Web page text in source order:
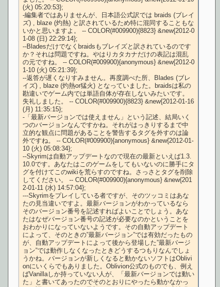
(火) 05:20:53};
-編集者ではありませんが、日本語公式訳では braids (ブレイ
ズ) , blaze (灼熱) と訳されているため特に混同することもな
いかと思いますよ。 -- COLOR(#009900){8823} &new{2012-0
1-08 (日) 22:29:14};
--Bladesだけでなくbraidsもブレイズと訳されているのです
か？それは問題ですね。やはりカタカナだけの表記は混乱
の元ですね。 -- COLOR(#009900){anonymous} &new{2012-0
1-10 (火) 05:21:39};
--返答が遅くなりすみません。再度調べた所、Blades (ブレ
イズ) , blaze (灼熱or猛火) となっていました。braidsは私の
勘違いでゲーム内では単語自体が存在しないみたいです。
失礼しました。 -- COLOR(#009900){8823} &new{2012-01-16
(月) 11:35:15};
-「最新バージョンでは使えません」という記述、結局いく
つのバージョンなんですかね。それがはっきりするまで中
立的な観点に問題があることを警告するタグを外すのは論
外ですね。 -- COLOR(#009900){anonymous} &new{2012-01-
10 (火) 05:08:34};
--Skyrimは自動アップデートなので現在の最新といえば1.3.
10.0です。あなたはこのゲームをしてもいないのに勝手にタ
グを付けてこのwikiを荒らすのですね。さっさとタグを削除
してください。 -- COLOR(#009900){anonymous} &new{201
2-01-11 (水) 14:57:04};
---Skyrimをプレイしている者ですが、そのツッコミはあな
たの見当違いですよ。最新バージョンがわかっているなら
そのバージョン番号を記述すればよいことでしょう。あな
たはなぜバージョン番号の記述が必要なのかということを
おわかりになっていないようです。その自動アップデート
によって、そのときの”最新バージョン”では有効だったもの
が、自動アップデートによって後から登場した”最新バージ
ョン”では動作しなくなったときどうするつもりなんでしょ
うかね。バージョンが新しくなると動かないソフトはOblivi
onにいくらでもありました。Oblivion公式のものでも、例え
ばVanillaしか持っていない人が、「最新バージョンでは動い
た」と書いてあったのでそのとおりにやったら動かなかっ